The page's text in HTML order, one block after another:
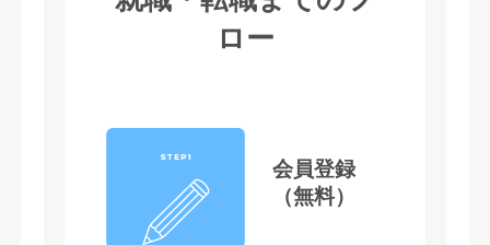
ロー
STEP1
会員登録
（無料）